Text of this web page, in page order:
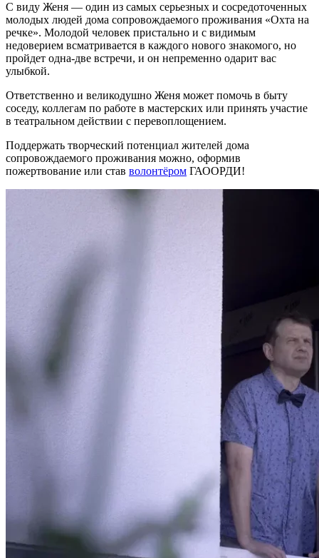
С виду Женя — один из самых серьезных и сосредоточенных
молодых людей дома сопровождаемого проживания «Охта на
речке». Молодой человек пристально и с видимым
недоверием всматривается в каждого нового знакомого, но
пройдет одна-две встречи, и он непременно одарит вас
улыбкой.
Ответственно и великодушно Женя может помочь в быту
соседу, коллегам по работе в мастерских или принять участие
в театральном действии с перевоплощением.
Поддержать творческий потенциал жителей дома
сопровождаемого проживания можно, оформив
пожертвование или став волонтёром ГАООРДИ!